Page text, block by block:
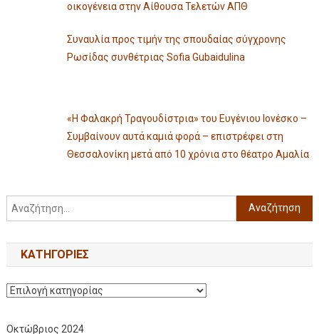
οικογένεια στην Αίθουσα Τελετών ΑΠΘ
Συναυλία προς τιμήν της σπουδαίας σύγχρονης
Ρωσίδας συνθέτριας Sofia Gubaidulina
«Η Φαλακρή Τραγουδίστρια» του Ευγένιου Ιονέσκο –
Συμβαίνουν αυτά καμιά φορά – επιστρέφει στη
Θεσσαλονίκη μετά από 10 χρόνια στο θέατρο Αμαλία
KΑΤΗΓΟΡΊΕΣ
Οκτώβριος 2024